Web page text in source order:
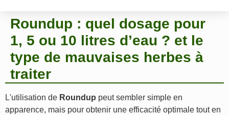
Roundup : quel dosage pour
1, 5 ou 10 litres d’eau ? et le
type de mauvaises herbes à
traiter
L'utilisation de Roundup peut sembler simple en
apparence, mais pour obtenir une efficacité optimale tout en